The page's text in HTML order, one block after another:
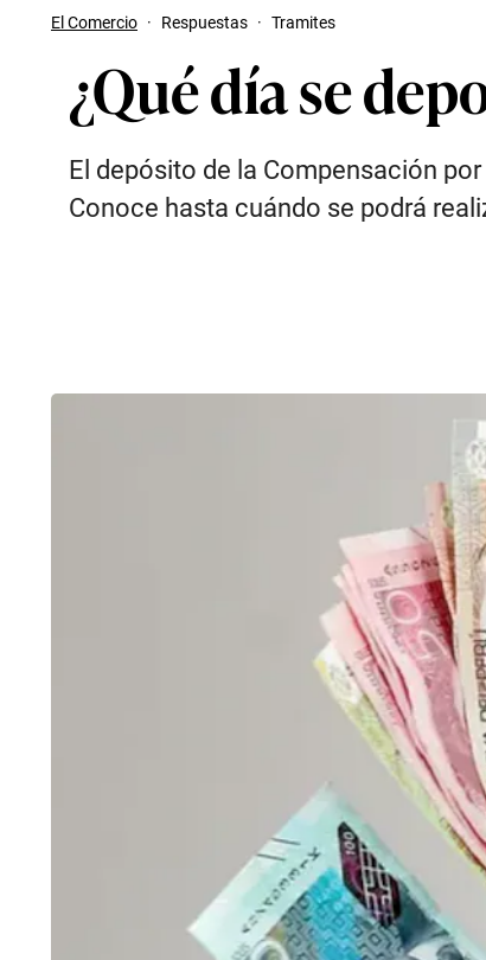
El Comercio · Respuestas · Tramites
¿Qué día se
El depósito de la Compensación
Conoce hasta cuándo se podrá